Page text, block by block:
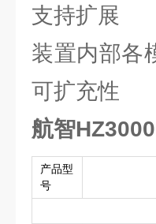
支持扩展
装置内部各
可扩充性
航智
产品型
号